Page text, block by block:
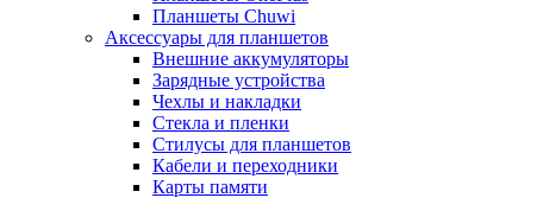
Планшеты Chuwi
Аксессуары для планшетов
Внешние аккумуляторы
Зарядные устройства
Чехлы и накладки
Стекла и пленки
Стилусы для планшетов
Кабели и переходники
Карты памяти